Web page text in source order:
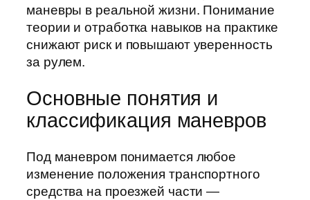
маневры в реальной жизни. Понимание
теории и отработка навыков на практике
снижают риск и повышают уверенность
за рулем.
Основные понятия и
классификация маневров
Под маневром понимается любое
изменение положения транспортного
средства на проезжей части —